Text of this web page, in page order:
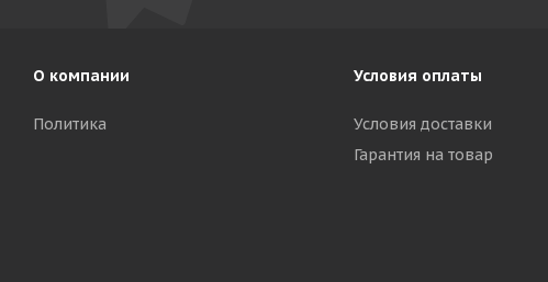
О компании
Политика
Условия оплаты
Условия доставки
Гарантия на товар